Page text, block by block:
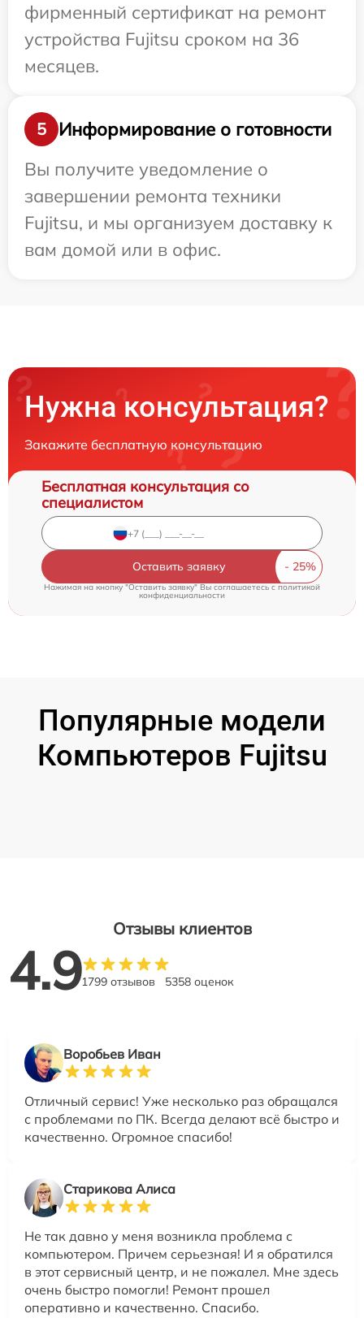
фирменный сертификат на ремонт
устройства Fujitsu сроком на 36
месяцев.
5
Информирование о готовности
Вы получите уведомление о
завершении ремонта техники
Fujitsu, и мы организуем доставку к
вам домой или в офис.
Нужна консультация?
Закажите бесплатную консультацию
Бесплатная консультация со
специалистом
Оставить заявку
Нажимая на кнопку "Оставить заявку" Вы соглашаетесь cполитикой
конфиденциальности
Популярные модели
Компьютеров Fujitsu
Отзывы клиентов
4.91799 отзывов 5358 оценок
Воробьев Иван
Отличный сервис! Уже несколько раз обращался
с проблемами по ПК. Всегда делают всё быстро и
качественно. Огромное спасибо!
Старикова Алиса
Не так давно у меня возникла проблема с
компьютером. Причем серьезная! И я обратился
в этот сервисный центр, и не пожалел. Мне здесь
очень быстро помогли! Ремонт прошел
оперативно и качественно. Спасибо.